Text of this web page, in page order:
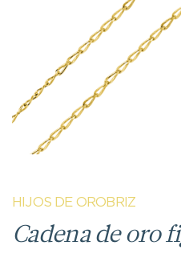
HIJOS DE OROBRIZ
Cadena de oro